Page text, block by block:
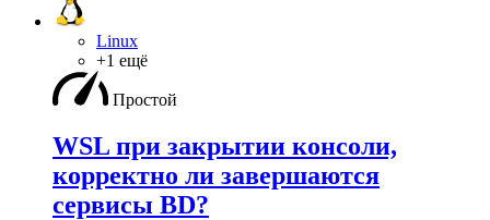
Linux
+1 ещё
Простой
WSL при закрытии консоли,
корректно ли завершаются
сервисы BD?